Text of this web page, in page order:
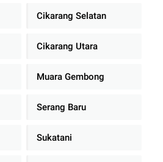
Cikarang Selatan
Cikarang Utara
Muara Gembong
Serang Baru
Sukatani